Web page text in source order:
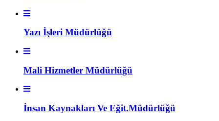
Yazı İşleri Müdürlüğü
Mali Hizmetler Müdürlüğü
İnsan Kaynakları Ve Eğit.Müdürlüğü